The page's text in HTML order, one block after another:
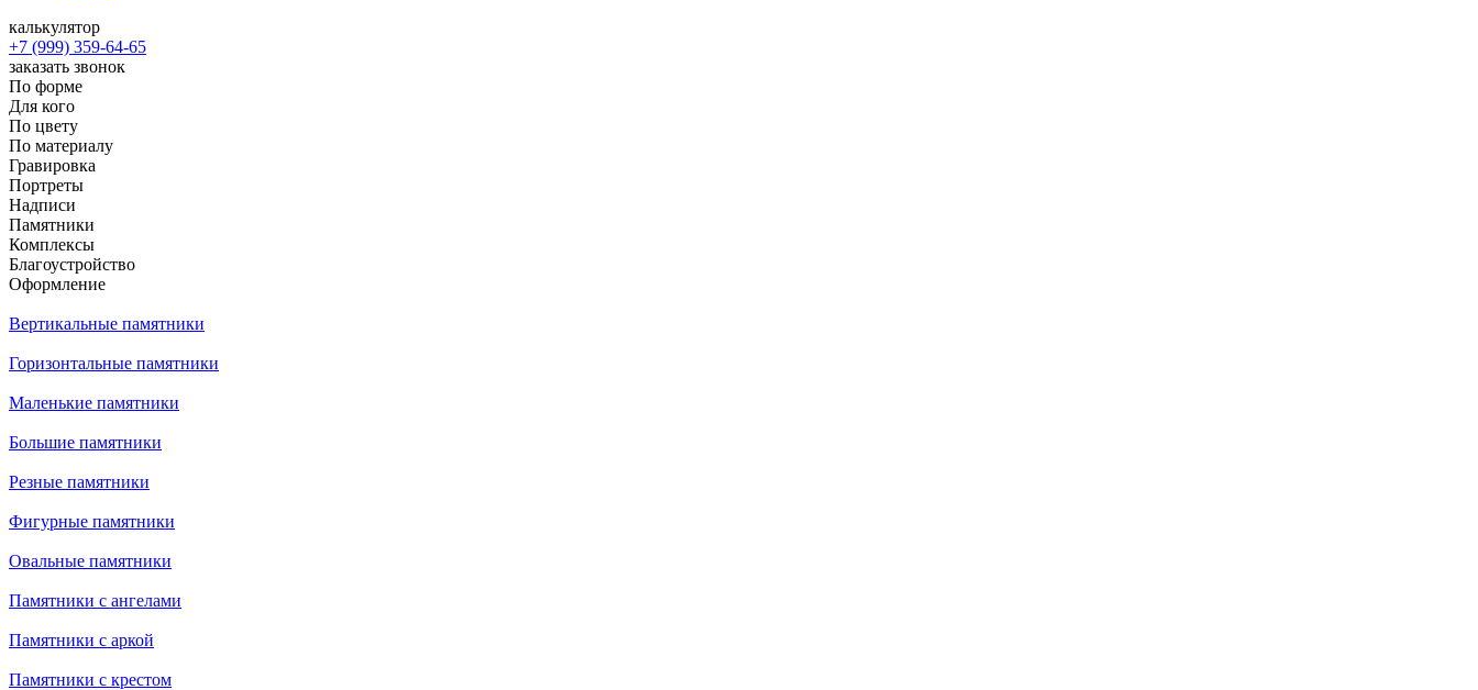
калькулятор
+7 (999) 359-64-65
заказать звонок
По форме
Для кого
По цвету
По материалу
Гравировка
Портреты
Надписи
Памятники
Комплексы
Благоустройство
Оформление
Вертикальные памятники
Горизонтальные памятники
Маленькие памятники
Большие памятники
Резные памятники
Фигурные памятники
Овальные памятники
Памятники с ангелами
Памятники с аркой
Памятники с крестом